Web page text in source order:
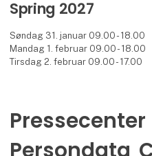
Spring 2027
Søndag 31. januar 09.00 - 18.00
Mandag 1. februar 09.00 - 18.00
Tirsdag 2. februar 09.00 - 17.00
Pressecenter
Persondata